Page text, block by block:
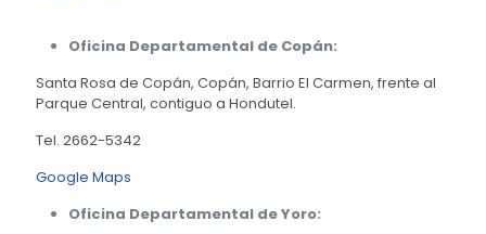
Oficina Departamental de Copán:
Santa Rosa de Copán, Copán, Barrio El Carmen, frente al
Parque Central, contiguo a Hondutel.
Tel. 2662-5342
Google Maps
Oficina Departamental de Yoro: